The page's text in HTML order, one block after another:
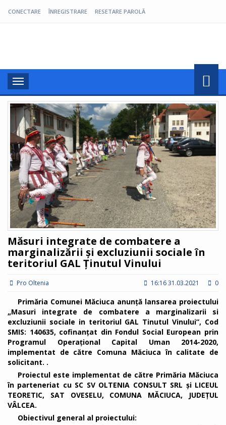
CONECTARE ÎNREGISTRARE RESETARE PAROLĂ
Toggle
navigation
Măsuri integrate de combatere a
marginalizării și excluziunii sociale în
teritoriul GAL Ținutul Vinului
Pro Oltenia 16:16 31.03.2021 0
Primăria Comunei Măciuca anunță lansarea proiectului
„Masuri integrate de combatere a marginalizarii si
excluziunii sociale in teritoriul GAL Tinutul Vinului”, Cod
SMIS: 140635, cofinanțat din Fondul Social European prin
Programul Operațional Capital Uman 2014-2020,
implementat de către Comuna Măciuca în calitate de
solicitant. .
Proiectul este implementat de către Primăria Măciuca
în parteneriat cu SC SV OLTENIA CONSULT SRL și LICEUL
TEORETIC, SAT OVESELU, COMUNA MĂCIUCA, JUDEŢUL
VÂLCEA.
Obiectivul general al proiectului: